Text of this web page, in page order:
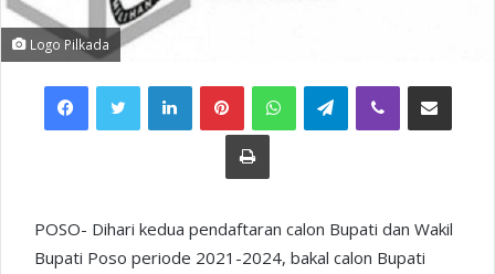
Logo Pilkada
FacebookTwitter LinkedInPinterestWhatsAppTelegramViber Share via Email
Print
POSO- Dihari kedua pendaftaran calon Bupati dan Wakil
Bupati Poso periode 2021-2024, bakal calon Bupati